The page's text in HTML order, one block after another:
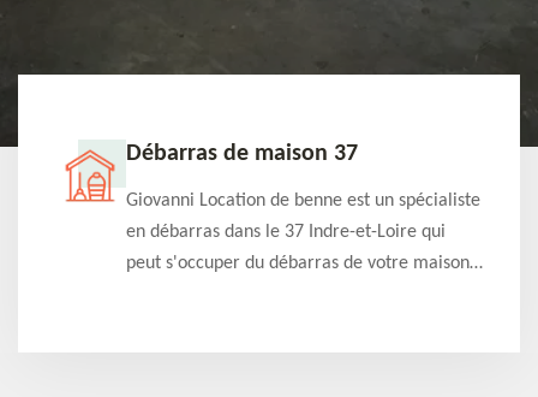
Débarras de maison 37
Giovanni Location de benne est un spécialiste
en débarras dans le 37 Indre-et-Loire qui
peut s'occuper du débarras de votre maison